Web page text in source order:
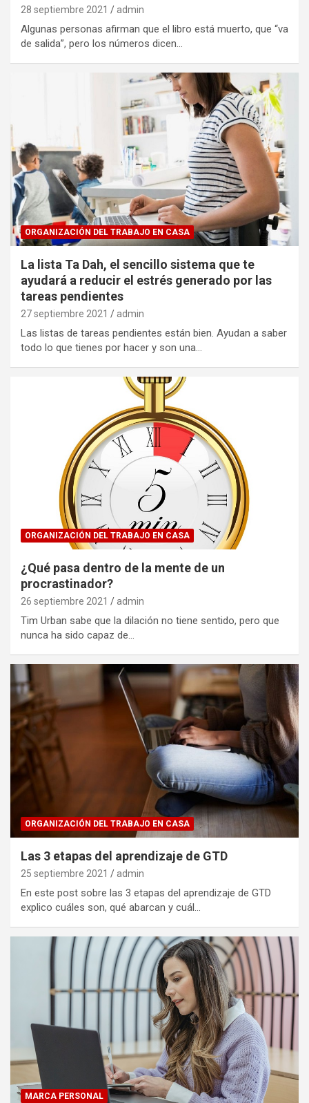
28 septiembre 2021 admin
Algunas personas afirman que el libro está muerto, que “va
de salida”, pero los números dicen…
ORGANIZACIÓN DEL TRABAJO EN CASA
La lista Ta Dah, el sencillo sistema que te
ayudará a reducir el estrés generado por las
tareas pendientes
27 septiembre 2021 admin
Las listas de tareas pendientes están bien. Ayudan a saber
todo lo que tienes por hacer y son una…
ORGANIZACIÓN DEL TRABAJO EN CASA
¿Qué pasa dentro de la mente de un
procrastinador?
26 septiembre 2021 admin
Tim Urban sabe que la dilación no tiene sentido, pero que
nunca ha sido capaz de…
ORGANIZACIÓN DEL TRABAJO EN CASA
Las 3 etapas del aprendizaje de GTD
25 septiembre 2021 admin
En este post sobre las 3 etapas del aprendizaje de GTD
explico cuáles son, qué abarcan y cuál…
MARCA PERSONAL